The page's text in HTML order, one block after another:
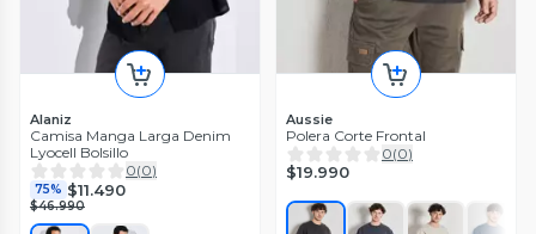
Alaniz
Camisa Manga Larga Denim
Lyocell Bolsillo
0(0)
75% $11.490
$46.990
Aussie
Polera Corte Frontal
0(0)
$19.990